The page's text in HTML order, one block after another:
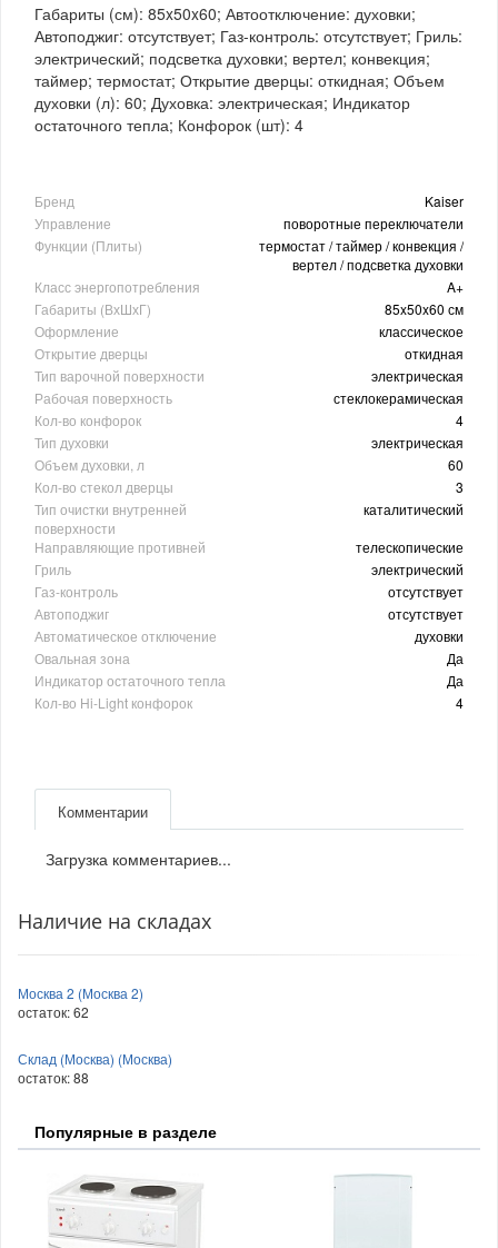
Габариты (см): 85x50x60; Автоотключение: духовки;
Автоподжиг: отсутствует; Газ-контроль: отсутствует; Гриль:
электрический; подсветка духовки; вертел; конвекция;
таймер; термостат; Открытие дверцы: откидная; Объем
духовки (л): 60; Духовка: электрическая; Индикатор
остаточного тепла; Конфорок (шт): 4
Бренд
Kaiser
Управление
поворотные переключатели
Функции (Плиты)
термостат / таймер / конвекция /
вертел / подсветка духовки
Класс энергопотребления
A+
Габариты (ВхШхГ)
85x50x60 см
Оформление
классическое
Открытие дверцы
откидная
Тип варочной поверхности
электрическая
Рабочая поверхность
стеклокерамическая
Кол-во конфорок
4
Тип духовки
электрическая
Объем духовки, л
60
Кол-во стекол дверцы
3
Тип очистки внутренней
поверхности
каталитический
Направляющие противней
телескопические
Гриль
электрический
Газ-контроль
отсутствует
Автоподжиг
отсутствует
Автоматическое отключение
духовки
Овальная зона
Да
Индикатор остаточного тепла
Да
Кол-во Hi-Light конфорок
4
Комментарии
Загрузка комментариев...
Наличие на складах
Москва 2 (Москва 2)
остаток:62
Склад (Москва) (Москва)
остаток:88
Популярные в разделе